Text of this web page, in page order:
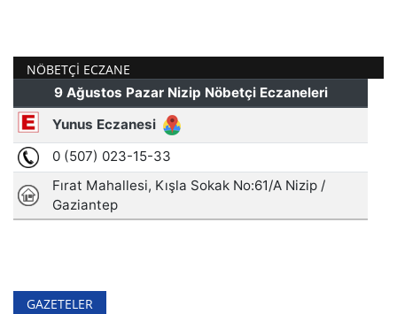
NÖBETÇI ECZANE
GAZETELER